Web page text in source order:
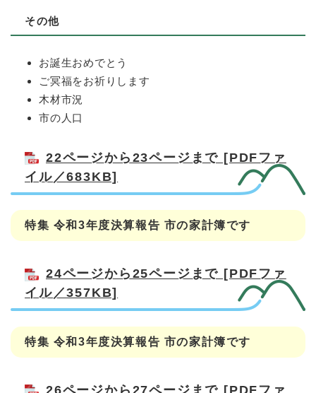
その他
お誕生おめでとう
ご冥福をお祈りします
木材市況
市の人口
22ページから23ページまで [PDFファ
イル／683KB]
特集 令和3年度決算報告 市の家計簿です
24ページから25ページまで [PDFファ
イル／357KB]
特集 令和3年度決算報告 市の家計簿です
26ページから27ページまで [PDFファ